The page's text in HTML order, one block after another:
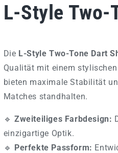
L-Style Two-
Die L-Style Two-Tone Dart
Qualität mit einem
bieten maximale Stabilität
Matches standhalten.
🔹 Zweiteiliges Farbdesign:
einzigartige Optik.
🔹 Perfekte Passform: